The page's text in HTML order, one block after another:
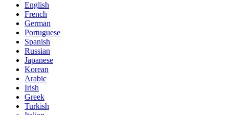
English
French
German
Portuguese
Spanish
Russian
Japanese
Korean
Arabic
Irish
Greek
Turkish